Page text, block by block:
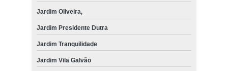
Jardim Oliveira,
Jardim Presidente Dutra
Jardim Tranquilidade
Jardim Vila Galvão